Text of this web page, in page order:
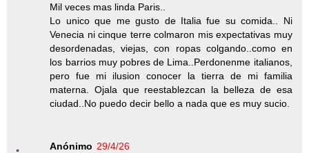
Mil veces mas linda Paris..
Lo unico que me gusto de Italia fue su comida.. Ni
Venecia ni cinque terre colmaron mis expectativas muy
desordenadas, viejas, con ropas colgando..como en
los barrios muy pobres de Lima..Perdonenme italianos,
pero fue mi ilusion conocer la tierra de mi familia
materna. Ojala que reestablezcan la belleza de esa
ciudad..No puedo decir bello a nada que es muy sucio.
Anónimo 29/4/26